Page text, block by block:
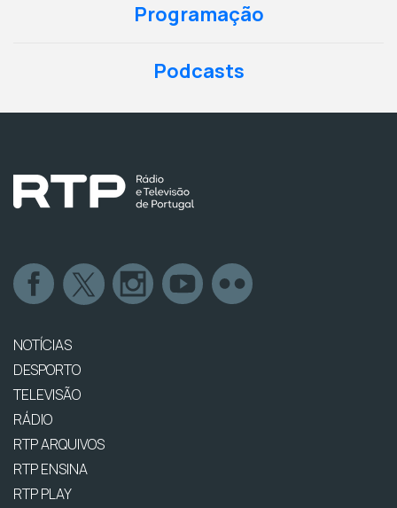
Programação
Podcasts
NOTÍCIAS
DESPORTO
TELEVISÃO
RÁDIO
RTP ARQUIVOS
RTP ENSINA
RTP PLAY